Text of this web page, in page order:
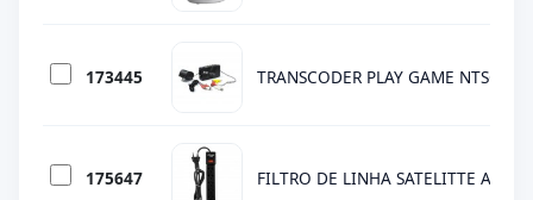
173445 TRANSCODER PLAY GAME NTSC-
175647 FILTRO DE LINHA SATELITTE A-R05